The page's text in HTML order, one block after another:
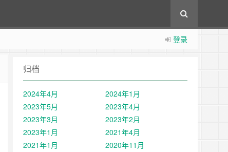
登录
归档
2024年4月
2024年1月
2023年5月
2023年4月
2023年3月
2023年2月
2023年1月
2021年4月
2021年1月
2020年11月